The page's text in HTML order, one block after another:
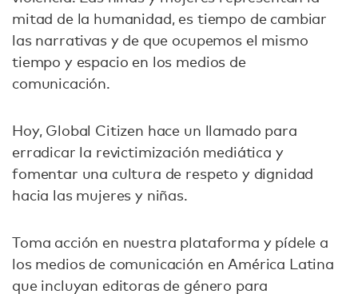
mitad de la humanidad, es tiempo de cambiar
las narrativas y de que ocupemos el mismo
tiempo y espacio en los medios de
comunicación.
Hoy, Global Citizen hace un llamado para
erradicar la revictimización mediática y
fomentar una cultura de respeto y dignidad
hacia las mujeres y niñas.
Toma acción en nuestra plataforma y pídele a
los medios de comunicación en América Latina
que incluyan editoras de género para